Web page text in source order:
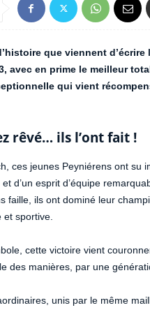
que viennent d’écrire
avec en prime le meilleur
qui vient
rêvé… ils l’ont fait !
ces jeunes Peyniérens ont su
d’un esprit d’équipe
faille, ils ont dominé leur
sportive.
cette victoire vient
des manières, par une
unis par le même